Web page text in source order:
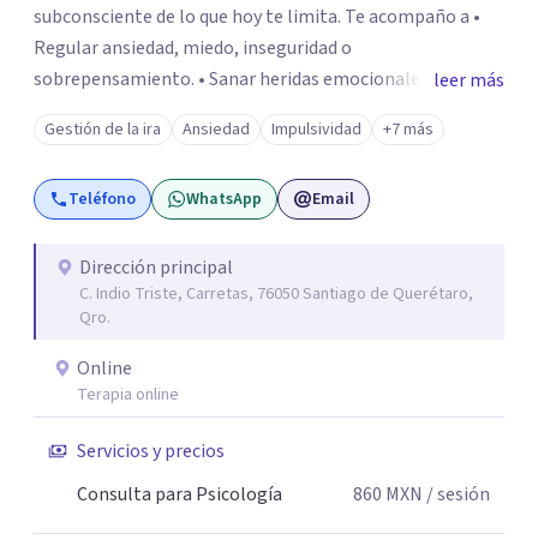
subconsciente de lo que hoy te limita. Te acompaño a •
Regular ansiedad, miedo, inseguridad o
sobrepensamiento. • Sanar heridas emocionales y
fortalecer tu autoestima. . Comprender por qué repites
ciertos patrones o emociones. Puedes superar lo que te
preocupa y lograr tus objetivos más pronto de lo que
imaginas. Contáctame por Wahtsapp. Puedo ayudarte.
leer más
Gestión de la ira Ansiedad Impulsividad +7 más
Teléfono WhatsApp Email
Dirección principal
C. Indio Triste, Carretas, 76050 Santiago de Querétaro,
Qro.
Online
Terapia online
Servicios y precios
Consulta para Psicología
860 MXN / sesión